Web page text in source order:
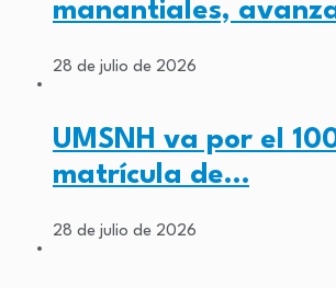
manantiales,
28 de julio de 2026
UMSNH va por el
matrícula de…
28 de julio de 2026